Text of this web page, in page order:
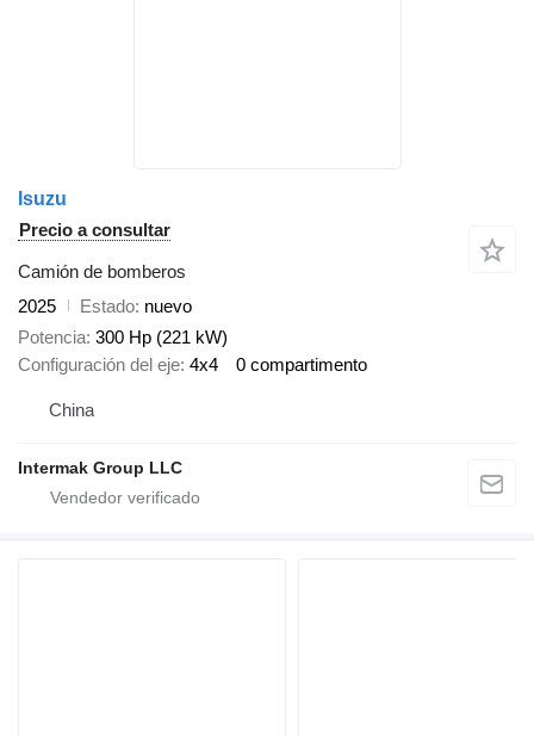
Isuzu
Precio a consultar
Camión de bomberos
2025
Estado nuevo
Potencia 300 Hp (221 kW)
Configuración del eje 4x4 0 compartimento
China
Intermak Group LLC